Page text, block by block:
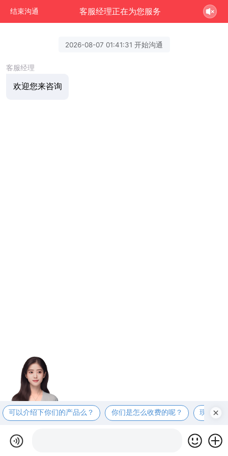
结束沟通 客服经理正在为您服务
2026-08-07 01:41:31 开始沟通
客服经理
欢迎您来咨询
可以介绍下你们的产品么？ 你们是怎么收费的呢？ 现在有